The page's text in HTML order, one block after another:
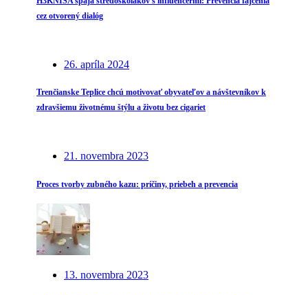
cez otvorený dialóg
26. apríla 2024
Trenčianske Teplice chcú motivovať obyvateľov a návštevníkov k
zdravšiemu životnému štýlu a životu bez cigariet
21. novembra 2023
Proces tvorby zubného kazu: príčiny, priebeh a prevencia
13. novembra 2023